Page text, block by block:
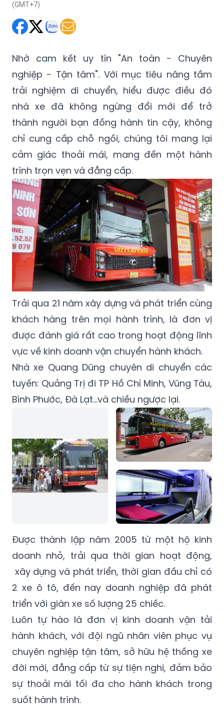
(GMT+7)
Nhờ cam kết uy tín "An toàn - Chuyên
nghiệp - Tận tâm". Với mục tiêu nâng tầm
trải nghiệm di chuyển, hiểu được điều đó
nhà xe đã không ngừng đổi mới để trở
thành người bạn đồng hành tin cậy, không
chỉ cung cấp chỗ ngồi, chúng tôi mang lại
cảm giác thoải mái, mang đến một hành
trình trọn vẹn và đẳng cấp.
Trải qua 21 năm xây dựng và phát triển cùng
khách hàng trên mọi hành trình, là đơn vị
được đánh giá rất cao trong hoạt động lĩnh
vực về kinh doanh vận chuyển hành khách.
Nhà xe Quang Dũng chuyên di chuyển các
tuyến: Quảng Trị đi TP Hồ Chí Minh, Vũng Tàu,
Bình Phước, Đà Lạt…và chiều ngược lại.
Được thành lập năm 2005 từ một hộ kinh
doanh nhỏ, trải qua thời gian hoạt động,
xây dựng và phát triển, thời gian đầu chỉ có
2 xe ô tô, đến nay doanh nghiệp đã phát
triển với giàn xe số lượng 25 chiếc.
Luôn tự hào là đơn vị kinh doanh vận tải
hành khách, với đội ngũ nhân viên phục vụ
chuyên nghiệp tận tâm, sở hữu hệ thống xe
đời mới, đẳng cấp từ sự tiện nghi, đảm bảo
sự thoải mái tối đa cho hành khách trong
suốt hành trình.